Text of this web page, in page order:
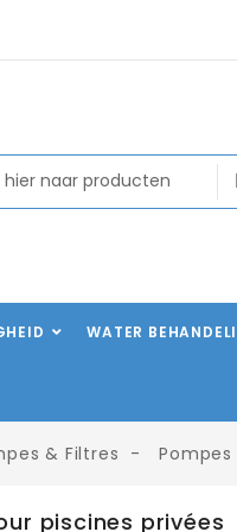
WATER
& Filtres
piscines privées